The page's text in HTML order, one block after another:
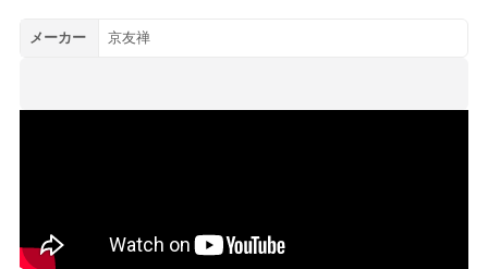
メーカー 京友禅